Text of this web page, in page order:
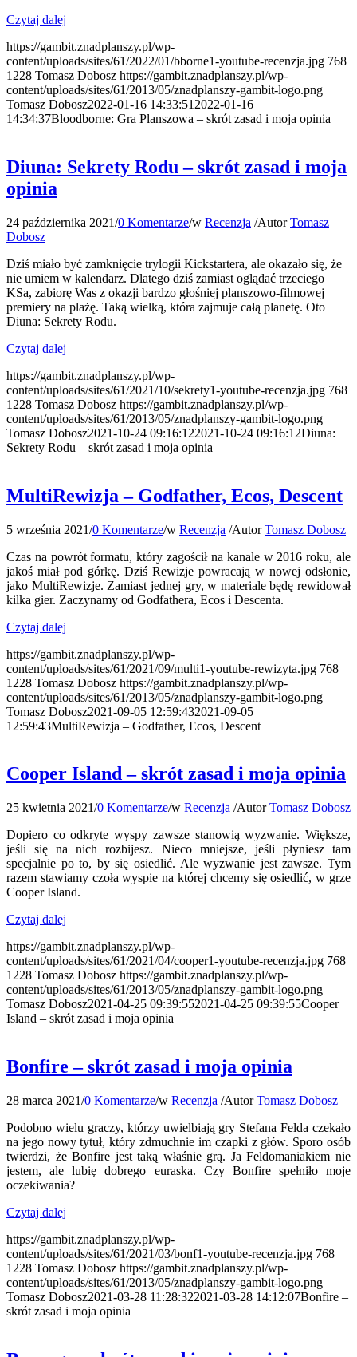
Czytaj dalej
https://gambit.znadplanszy.pl/wp-
content/uploads/sites/61/2022/01/bborne1-youtube-recenzja.jpg 768
1228 Tomasz Dobosz https://gambit.znadplanszy.pl/wp-
content/uploads/sites/61/2013/05/znadplanszy-gambit-logo.png
Tomasz Dobosz2022-01-16 14:33:51 2022-01-16
14:34:37Bloodborne: Gra Planszowa – skrót zasad i moja opinia
Diuna: Sekrety Rodu – skrót zasad i moja
opinia
24 października 2021/0 Komentarze/w Recenzja /AutorTomasz
Dobosz
Dziś miało być zamknięcie trylogii Kickstartera, ale okazało się, że
nie umiem w kalendarz. Dlatego dziś zamiast oglądać trzeciego
KSa, zabiorę Was z okazji bardzo głośniej planszowo-filmowej
premiery na plażę. Taką wielką, która zajmuje całą planetę. Oto
Diuna: Sekrety Rodu.
Czytaj dalej
https://gambit.znadplanszy.pl/wp-
content/uploads/sites/61/2021/10/sekrety1-youtube-recenzja.jpg 768
1228 Tomasz Dobosz https://gambit.znadplanszy.pl/wp-
content/uploads/sites/61/2013/05/znadplanszy-gambit-logo.png
Tomasz Dobosz2021-10-24 09:16:122021-10-24 09:16:12Diuna:
Sekrety Rodu – skrót zasad i moja opinia
MultiRewizja – Godfather, Ecos, Descent
5 września 2021/0 Komentarze/w Recenzja /AutorTomasz Dobosz
Czas na powrót formatu, który zagościł na kanale w 2016 roku, ale
jakoś miał pod górkę. Dziś Rewizje powracają w nowej odsłonie,
jako MultiRewizje. Zamiast jednej gry, w materiale będę rewidował
kilka gier. Zaczynamy od Godfathera, Ecos i Descenta.
Czytaj dalej
https://gambit.znadplanszy.pl/wp-
content/uploads/sites/61/2021/09/multi1-youtube-rewizyta.jpg 768
1228 Tomasz Dobosz https://gambit.znadplanszy.pl/wp-
content/uploads/sites/61/2013/05/znadplanszy-gambit-logo.png
Tomasz Dobosz2021-09-05 12:59:432021-09-05
12:59:43MultiRewizja – Godfather, Ecos, Descent
Cooper Island – skrót zasad i moja opinia
25 kwietnia 2021/0 Komentarze/w Recenzja /AutorTomasz Dobosz
Dopiero co odkryte wyspy zawsze stanowią wyzwanie. Większe,
jeśli się na nich rozbijesz. Nieco mniejsze, jeśli płyniesz tam
specjalnie po to, by się osiedlić. Ale wyzwanie jest zawsze. Tym
razem stawiamy czoła wyspie na której chcemy się osiedlić, w grze
Cooper Island.
Czytaj dalej
https://gambit.znadplanszy.pl/wp-
content/uploads/sites/61/2021/04/cooper1-youtube-recenzja.jpg 768
1228 Tomasz Dobosz https://gambit.znadplanszy.pl/wp-
content/uploads/sites/61/2013/05/znadplanszy-gambit-logo.png
Tomasz Dobosz2021-04-25 09:39:552021-04-25 09:39:55Cooper
Island – skrót zasad i moja opinia
Bonfire – skrót zasad i moja opinia
28 marca 2021/0 Komentarze/w Recenzja /AutorTomasz Dobosz
Podobno wielu graczy, którzy uwielbiają gry Stefana Felda czekało
na jego nowy tytuł, który zdmuchnie im czapki z głów. Sporo osób
twierdzi, że Bonfire jest taką właśnie grą. Ja Feldomaniakiem nie
jestem, ale lubię dobrego euraska. Czy Bonfire spełniło moje
oczekiwania?
Czytaj dalej
https://gambit.znadplanszy.pl/wp-
content/uploads/sites/61/2021/03/bonf1-youtube-recenzja.jpg 768
1228 Tomasz Dobosz https://gambit.znadplanszy.pl/wp-
content/uploads/sites/61/2013/05/znadplanszy-gambit-logo.png
Tomasz Dobosz2021-03-28 11:28:322021-03-28 14:12:07Bonfire –
skrót zasad i moja opinia